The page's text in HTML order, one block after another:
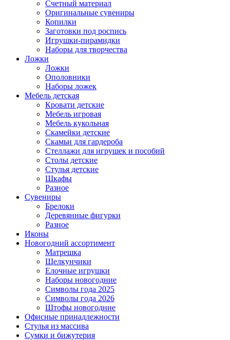
Счетный материал
Оригинальные сувениры
Копилки
Заготовки под роспись
Игрушки-пирамидки
Наборы для творчества
Ложки
Ложки
Ополовники
Наборы ложек
Мебель детская
Кровати детские
Мебель игровая
Мебель кукольная
Скамейки детские
Скамьи для гардероба
Стеллажи для игрушек и пособий
Столы детские
Стулья детские
Шкафы
Разное
Сувениры
Брелоки
Деревянные фигурки
Разное
Иконы
Новогодний ассортимент
Матрешка
Щелкунчики
Елочные игрушки
Наборы новогодние
Символы года 2025
Символы года 2026
Штофы новогодние
Офисные принадлежности
Стулья из массива
Сумки и бижутерия